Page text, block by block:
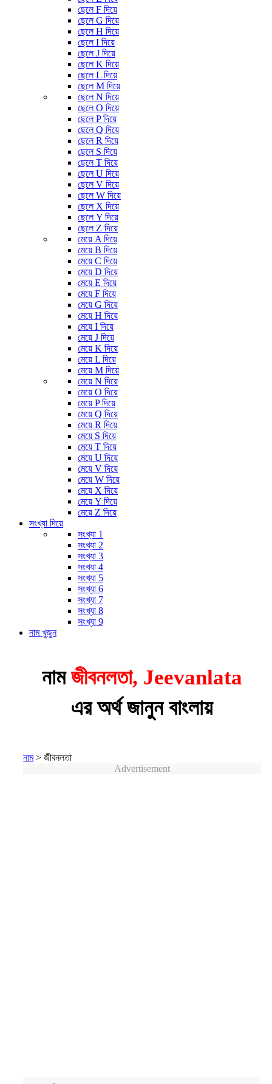
ছেলে F দিয়ে
ছেলে G দিয়ে
ছেলে H দিয়ে
ছেলে I দিয়ে
ছেলে J দিয়ে
ছেলে K দিয়ে
ছেলে L দিয়ে
ছেলে M দিয়ে
ছেলে N দিয়ে
ছেলে O দিয়ে
ছেলে P দিয়ে
ছেলে Q দিয়ে
ছেলে R দিয়ে
ছেলে S দিয়ে
ছেলে T দিয়ে
ছেলে U দিয়ে
ছেলে V দিয়ে
ছেলে W দিয়ে
ছেলে X দিয়ে
ছেলে Y দিয়ে
ছেলে Z দিয়ে
মেয়ে A দিয়ে
মেয়ে B দিয়ে
মেয়ে C দিয়ে
মেয়ে D দিয়ে
মেয়ে E দিয়ে
মেয়ে F দিয়ে
মেয়ে G দিয়ে
মেয়ে H দিয়ে
মেয়ে I দিয়ে
মেয়ে J দিয়ে
মেয়ে K দিয়ে
মেয়ে L দিয়ে
মেয়ে M দিয়ে
মেয়ে N দিয়ে
মেয়ে O দিয়ে
মেয়ে P দিয়ে
মেয়ে Q দিয়ে
মেয়ে R দিয়ে
মেয়ে S দিয়ে
মেয়ে T দিয়ে
মেয়ে U দিয়ে
মেয়ে V দিয়ে
মেয়ে W দিয়ে
মেয়ে X দিয়ে
মেয়ে Y দিয়ে
মেয়ে Z দিয়ে
সংখ্যা দিয়ে
সংখ্যা 1
সংখ্যা 2
সংখ্যা 3
সংখ্যা 4
সংখ্যা 5
সংখ্যা 6
সংখ্যা 7
সংখ্যা 8
সংখ্যা 9
নাম খুজুন
নামজীবনলতা, Jeevanlata
এর অর্থ জানুন বাংলায়
নাম>জীবনলতা
Advertisement